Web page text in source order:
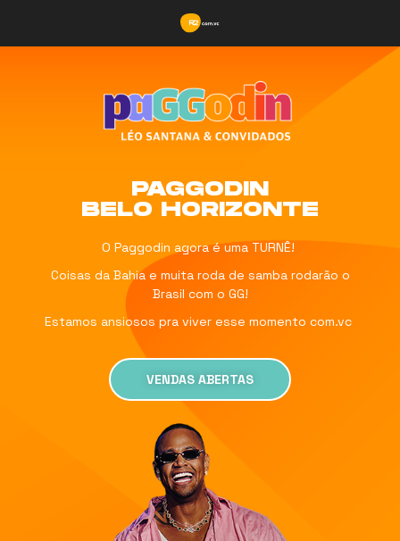
PAGGODIN
BELO HORIZONTE
O Paggodin agora é uma TURNÊ!
Coisas da Bahia e muita roda de samba rodarão o
Brasil com o GG!
Estamos ansiosos pra viver esse momento com.vc
VENDAS ABERTAS